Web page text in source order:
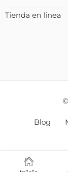
Tienda en linea
Blog